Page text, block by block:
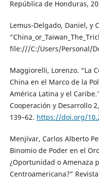
República de Honduras,
Lemus-Delgado, Daniel, y
file:///C:/Users/Personal/
Maggiorelli, Lorenzo. “La
China en el Marco de la
América Latina y el
Cooperación y Desarrollo
139–62. https://doi.org/
Menjívar, Carlos Alberto
Binomio de Poder en el
¿Oportunidad o Amenaza
Centroamericana?”